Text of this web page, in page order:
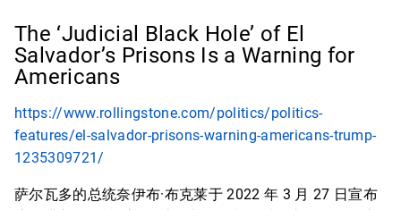
The ‘Judicial Black Hole’ of El
Salvador’s Prisons Is a Warning for
Americans
https://www.rollingstone.com/politics/politics-
features/el-salvador-prisons-warning-americans-trump-
1235309721/
萨尔瓦多的总统奈伊布·布克莱于 2022 年 3 月 27 日宣布